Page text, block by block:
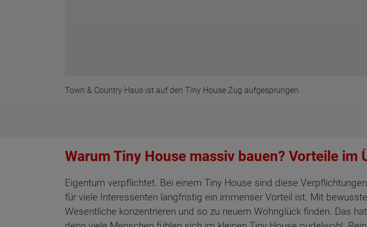
Town & Country Haus ist auf den Tiny House Zug aufgesprungen.
Warum Tiny House massiv bauen? Vorteile im
Eigentum verpflichtet. Bei einem Tiny House sind diese
für viele Interessenten langfristig ein immenser Vorteil ist. Mit
Wesentliche konzentrieren und so zu neuem Wohnglück finden. Das